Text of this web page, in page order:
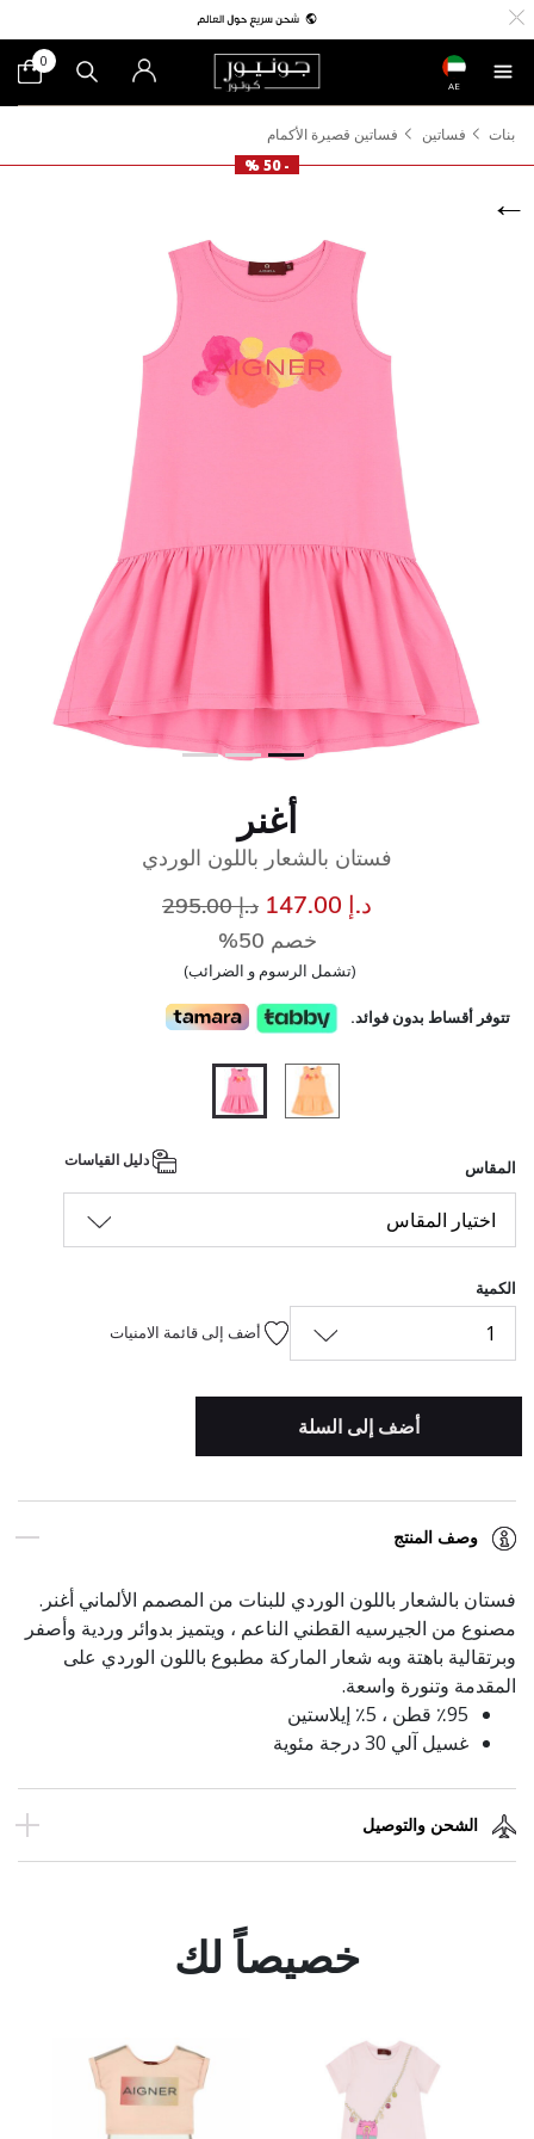
AE
0
بنات فساتين
فساتين قصيرة الأكمام
- 50 %
أغنر
فستان بالشعار باللون الوردي
د.إ 147.00 سعر مخفض مند.إ 295.00
خصم 50%
(تشمل الرسوم و الضرائب)
تتوفر أقساط بدون فوائد.
المقاس
اختيار المقاس
الكمية
1 أضف إلى قائمة الامنيات
أضف إلى السلة
وصف المنتج
فستان بالشعار باللون الوردي للبنات من المصمم الألماني أغنر.
مصنوع من الجيرسيه القطني الناعم ، ويتميز بدوائر وردية وأصفر
وبرتقالية باهتة وبه شعار الماركة مطبوع باللون الوردي على
المقدمة وتنورة واسعة.
٪95 قطن ، 5٪ إيلاستين
غسيل آلي 30 درجة مئوية
الشحن والتوصيل
خصيصاً لك